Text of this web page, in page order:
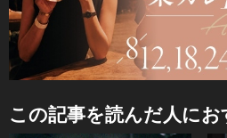
この記事を読んだ人に